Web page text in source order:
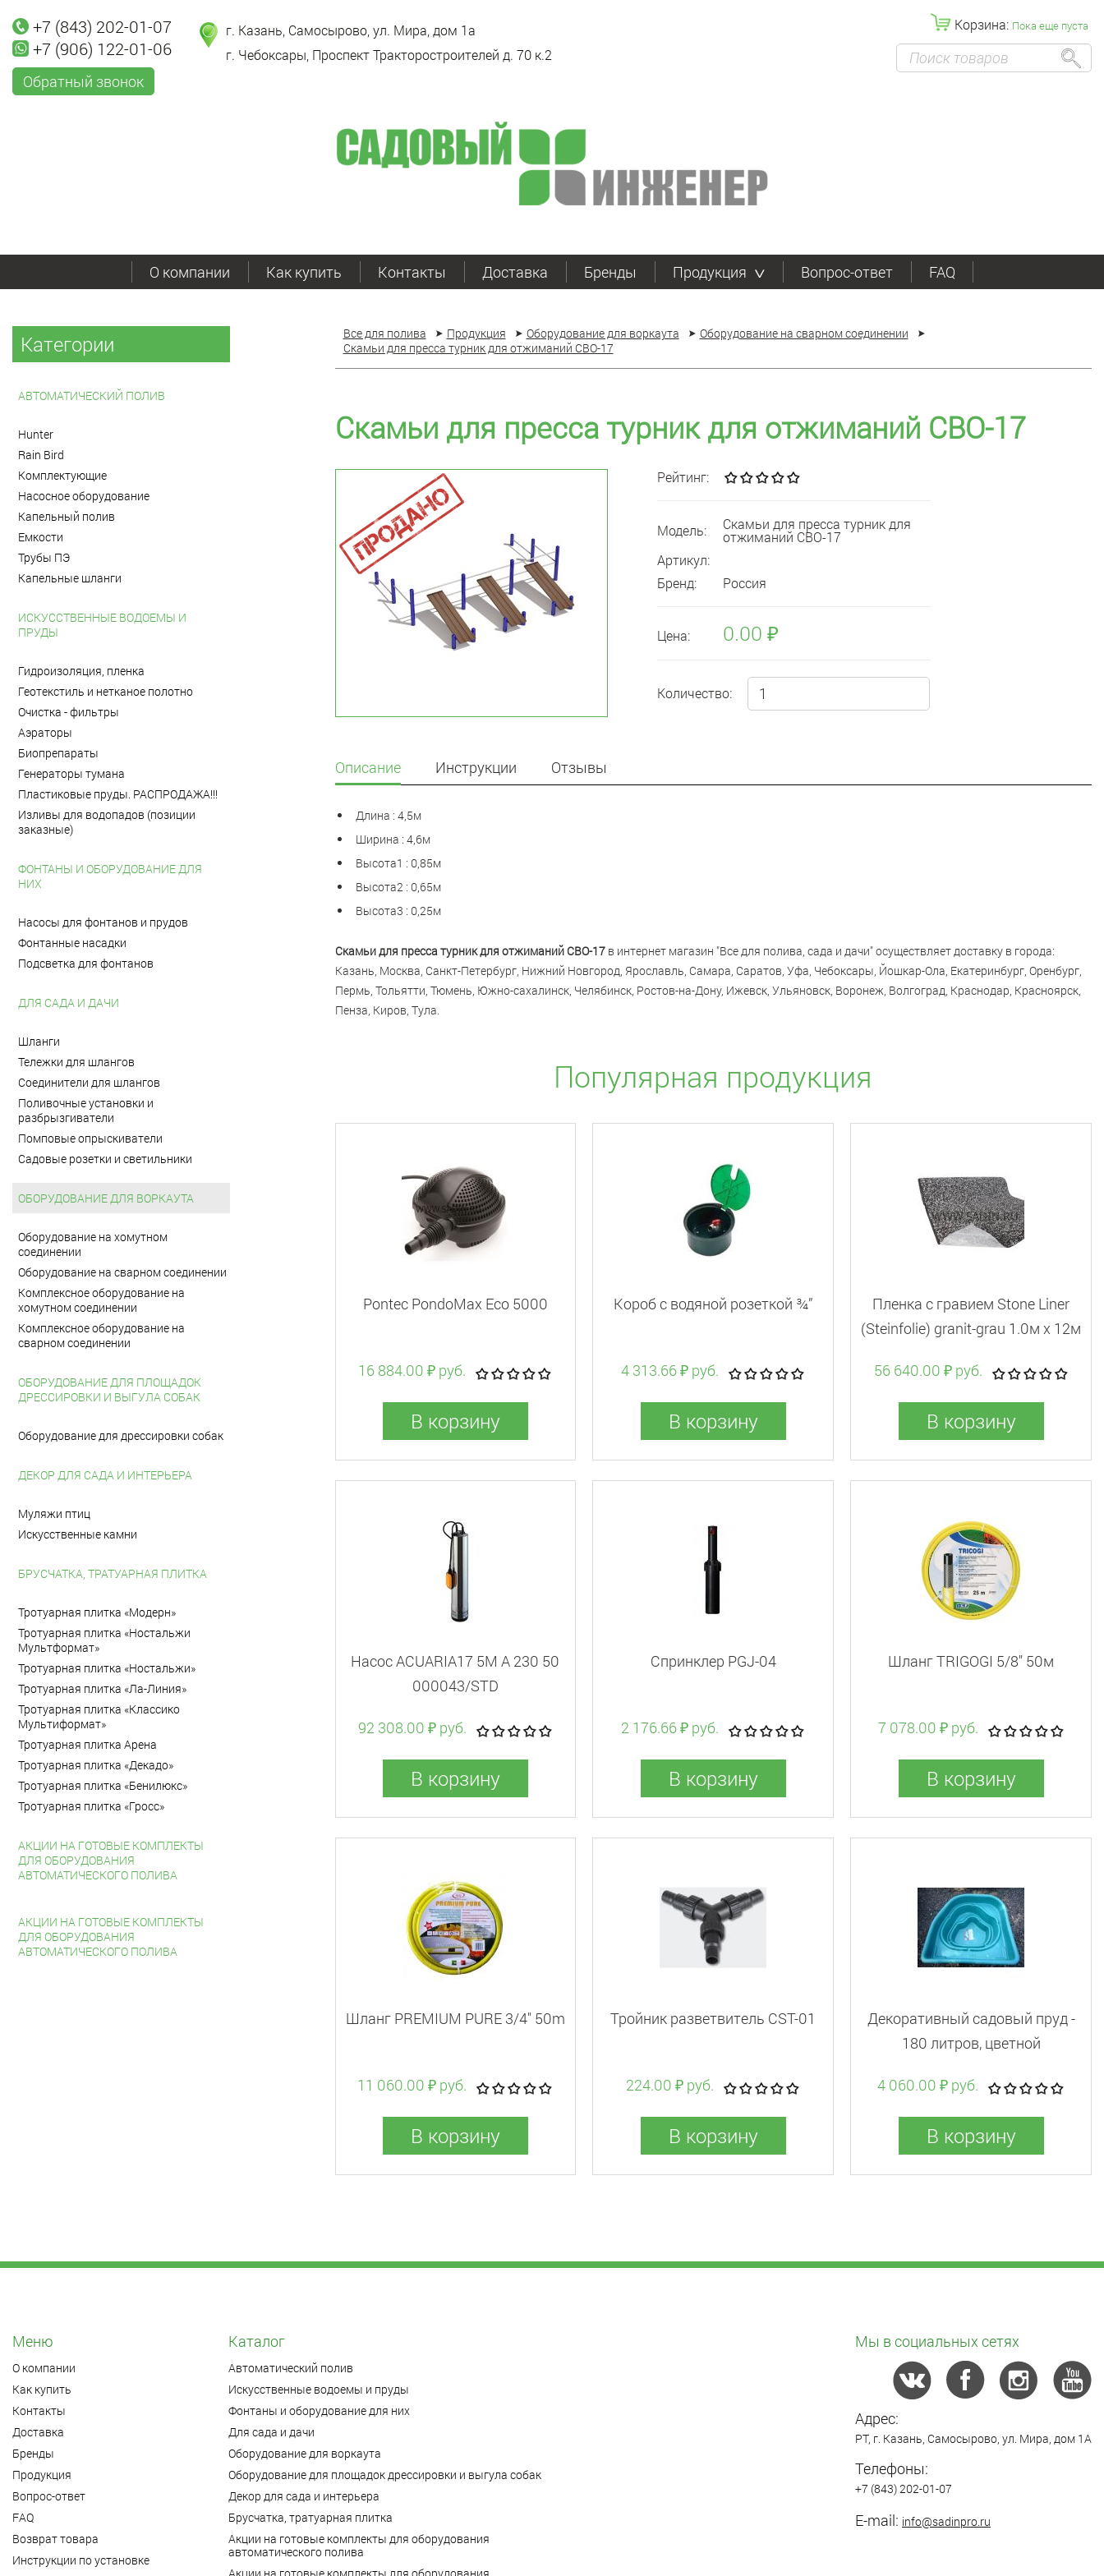
+7 (843) 202-01-07
+7 (906) 122-01-06
Обратный звонок
г. Казань, Самосырово, ул. Мира, дом 1а
г. Чебоксары, Проспект Тракторостроителей д. 70 к.2
Корзина: Пока еще пуста
О компании Как купить Контакты Доставка Бренды Продукция Вопрос-ответ FAQ
Категории
АВТОМАТИЧЕСКИЙ ПОЛИВ
Hunter
Rain Bird
Комплектующие
Насосное оборудование
Капельный полив
Емкости
Трубы ПЭ
Капельные шланги
ИСКУССТВЕННЫЕ ВОДОЕМЫ И
ПРУДЫ
Гидроизоляция, пленка
Геотекстиль и нетканое полотно
Очистка - фильтры
Аэраторы
Биопрепараты
Генераторы тумана
Пластиковые пруды. РАСПРОДАЖА!!!
Изливы для водопадов (позиции
заказные)
ФОНТАНЫ И ОБОРУДОВАНИЕ ДЛЯ
НИХ
Насосы для фонтанов и прудов
Фонтанные насадки
Подсветка для фонтанов
ДЛЯ САДА И ДАЧИ
Шланги
Тележки для шлангов
Соединители для шлангов
Поливочные установки и
разбрызгиватели
Помповые опрыскиватели
Садовые розетки и светильники
ОБОРУДОВАНИЕ ДЛЯ ВОРКАУТА
Оборудование на хомутном
соединении
Оборудование на сварном соединении
Комплексное оборудование на
хомутном соединении
Комплексное оборудование на
сварном соединении
ОБОРУДОВАНИЕ ДЛЯ ПЛОЩАДОК
ДРЕССИРОВКИ И ВЫГУЛА СОБАК
Оборудование для дрессировки собак
ДЕКОР ДЛЯ САДА И ИНТЕРЬЕРА
Муляжи птиц
Искусственные камни
БРУСЧАТКА, ТРАТУАРНАЯ ПЛИТКА
Тротуарная плитка «Модерн»
Тротуарная плитка «Ностальжи
Мультформат»
Тротуарная плитка «Ностальжи»
Тротуарная плитка «Ла-Линия»
Тротуарная плитка «Классико
Мультиформат»
Тротуарная плитка Арена
Тротуарная плитка «Декадо»
Тротуарная плитка «Бенилюкс»
Тротуарная плитка «Гросс»
АКЦИИ НА ГОТОВЫЕ КОМПЛЕКТЫ
ДЛЯ ОБОРУДОВАНИЯ
АВТОМАТИЧЕСКОГО ПОЛИВА
АКЦИИ НА ГОТОВЫЕ КОМПЛЕКТЫ
ДЛЯ ОБОРУДОВАНИЯ
АВТОМАТИЧЕСКОГО ПОЛИВА
Все для полива Продукция Оборудование для воркаута
Оборудование на сварном соединении
Скамьи для пресса турник для отжиманий СВО-17
Скамьи для пресса турник для отжиманий СВО-17
Рейтинг:
Модель: Скамьи для пресса турник для
отжиманий СВО-17
Артикул:
Бренд:
Россия
Цена: 0.00 ₽
Количество:
Описание Инструкции Отзывы
Длина : 4,5м
Ширина : 4,6м
Высота1 : 0,85м
Высота2 : 0,65м
Высота3 : 0,25м
Скамьи для пресса турник для отжиманий СВО-17в интернет магазин "Все для полива, сада и дачи" осуществляет доставку в города:
Казань, Москва, Санкт-Петербург, Нижний Новгород, Ярославль, Самара, Саратов, Уфа, Чебоксары, Йошкар-Ола, Екатеринбург, Оренбург,
Пермь, Тольятти, Тюмень, Южно-сахалинск, Челябинск, Ростов-на-Дону, Ижевск, Ульяновск, Воронеж, Волгоград, Краснодар, Красноярск,
Пенза, Киров, Тула.
Популярная продукция
Pontec PondoMax Eco 5000
16 884.00 ₽ руб.
В корзину
Короб с водяной розеткой ¾”
4 313.66 ₽ руб.
В корзину
Пленка с гравием Stone Liner
(Steinfolie) granit-grau 1.0м x 12м
56 640.00 ₽ руб.
В корзину
Насос ACUARIA17 5M A 230 50
000043/STD
92 308.00 ₽ руб.
В корзину
Спринклер PGJ-04
2 176.66 ₽ руб.
В корзину
Шланг TRIGOGI 5/8" 50м
7 078.00 ₽ руб.
В корзину
Шланг PREMIUM PURE 3/4" 50m
11 060.00 ₽ руб.
В корзину
Тройник разветвитель CST-01
224.00 ₽ руб.
В корзину
Декоративный садовый пруд -
180 литров, цветной
4 060.00 ₽ руб.
В корзину
Меню
О компании
Как купить
Контакты
Доставка
Бренды
Продукция
Вопрос-ответ
FAQ
Возврат товара
Инструкции по установке
Каталог
Автоматический полив
Искусственные водоемы и пруды
Фонтаны и оборудование для них
Для сада и дачи
Оборудование для воркаута
Оборудование для площадок дрессировки и выгула собак
Декор для сада и интерьера
Брусчатка, тратуарная плитка
Акции на готовые комплекты для оборудования
автоматического полива
Мы в социальных сетях
Адрес:
РТ, г. Казань, Самосырово, ул. Мира, дом 1А
Телефоны:
+7 (843) 202-01-07
E-mail: info@sadinpro.ru